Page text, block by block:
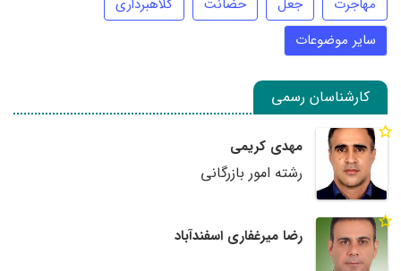
سایر موضوعات
کارشناسان رسمی
مهدی کریمی
رشته امور بازرگانی
رضا میرغفاری اسفندآباد